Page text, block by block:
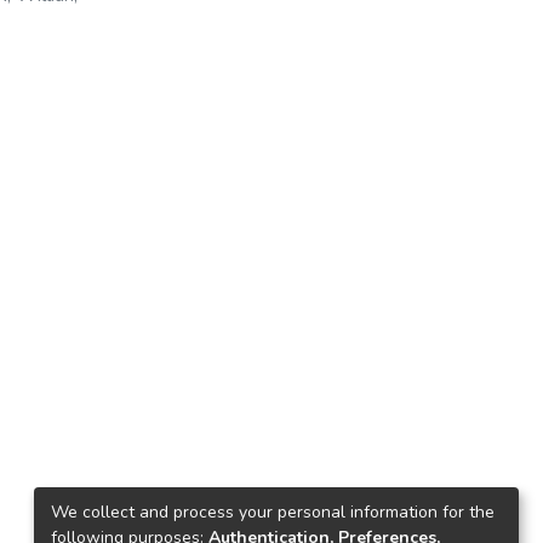
We collect and process your personal information for the
following purposes: Authentication, Preferences,